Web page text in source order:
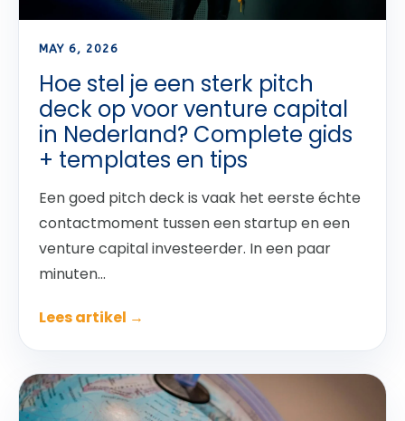
MAY 6, 2026
Hoe stel je een sterk pitch
deck op voor venture capital
in Nederland? Complete gids
+ templates en tips
Een goed pitch deck is vaak het eerste échte
contactmoment tussen een startup en een
venture capital investeerder. In een paar
minuten...
Lees artikel →